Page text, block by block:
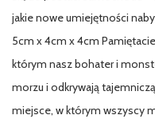
jakie nowe umiejętności
5cm x 4cm x 4cm
którym nasz bohater i
morzu i odkrywają
miejsce, w którym wszyscy